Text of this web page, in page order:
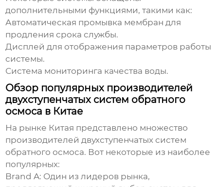
дополнительными функциями, такими как:
Автоматическая промывка мембран для
продления срока службы.
Дисплей для отображения параметров работы
системы.
Система мониторинга качества воды.
Обзор популярных производителей
двухступенчатых систем обратного
осмоса в Китае
На рынке Китая представлено множество
производителейдвухступенчатых систем
обратного осмоса. Вот некоторые из наиболее
популярных:
Brand A: Один из лидеров рынка,